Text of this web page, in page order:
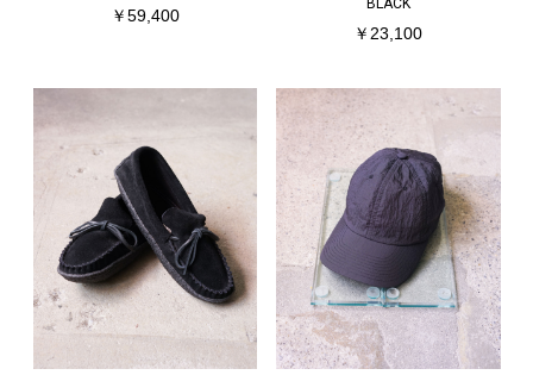
￥59,400
BLACK
￥23,100